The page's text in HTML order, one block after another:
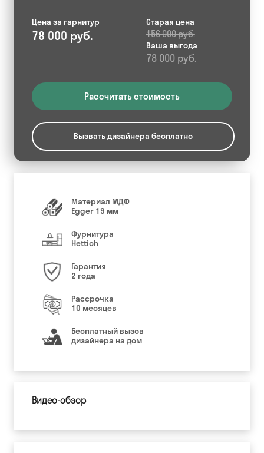
Цена за гарнитур
78 000 руб.
Старая цена
156 000 руб.
Ваша выгода
78 000 руб.
Рассчитать стоимость
Вызвать дизайнера бесплатно
Материал МДФ
Egger 19 мм
Фурнитура
Hettich
Гарантия
2 года
Рассрочка
10 месяцев
Бесплатный вызов
дизайнера на дом
Видео-обзор